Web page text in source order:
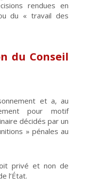
rendues en
du « travail des
du Conseil
et a, au
pour motif
décidés par un
» pénales au
privé et non de
l’État.